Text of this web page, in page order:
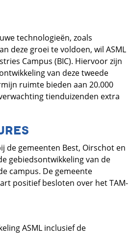
technologieën, zoals
deze groei te voldoen, wil ASML
Campus (BIC). Hiervoor zijn
van deze tweede
ruimte bieden aan 20.000
tienduizenden extra
de gemeenten Best, Oirschot en
gebiedsontwikkeling van de
campus. De gemeente
positief besloten over het TAM-
ASML inclusief de